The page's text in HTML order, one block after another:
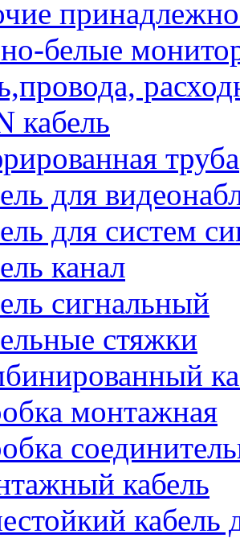
белые
кабель
труба
для
для систем
канал
сигнальный
стяжки
монтажная
кабель